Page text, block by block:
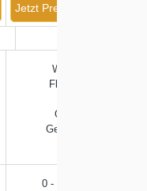
Jetzt Preis prüfen »*
Wurst
Fleisch
Obst
Gemüse
0 - 15 mm